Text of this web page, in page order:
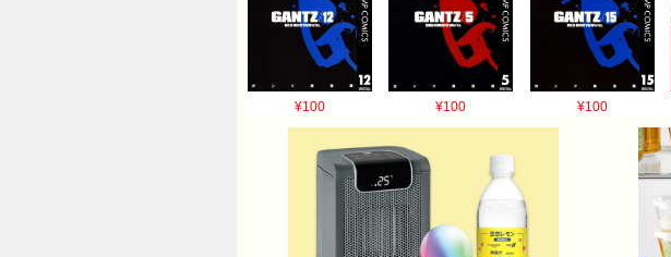
¥100 ¥100 ¥100